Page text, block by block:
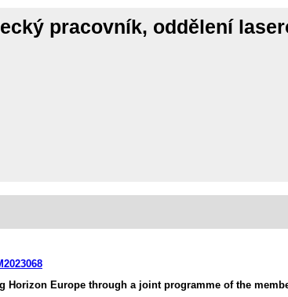
pracovník, oddělení
Europe through a joint programme of the